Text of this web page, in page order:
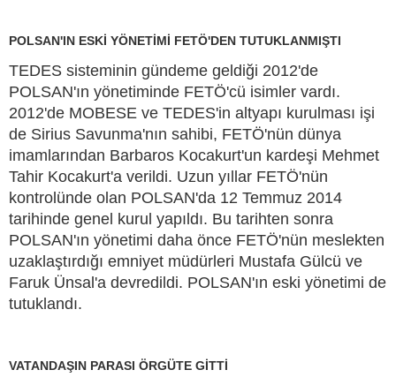
POLSAN'IN ESKİ YÖNETİMİ FETÖ'DEN TUTUKLANMIŞTI
TEDES sisteminin gündeme geldiği 2012'de
POLSAN'ın yönetiminde FETÖ'cü isimler vardı.
2012'de MOBESE ve TEDES'in altyapı kurulması işi
de Sirius Savunma'nın sahibi, FETÖ'nün dünya
imamlarından Barbaros Kocakurt'un kardeşi Mehmet
Tahir Kocakurt'a verildi. Uzun yıllar FETÖ'nün
kontrolünde olan POLSAN'da 12 Temmuz 2014
tarihinde genel kurul yapıldı. Bu tarihten sonra
POLSAN'ın yönetimi daha önce FETÖ'nün meslekten
uzaklaştırdığı emniyet müdürleri Mustafa Gülcü ve
Faruk Ünsal'a devredildi. POLSAN'ın eski yönetimi de
tutuklandı.
VATANDAŞIN PARASI ÖRGÜTE GİTTİ